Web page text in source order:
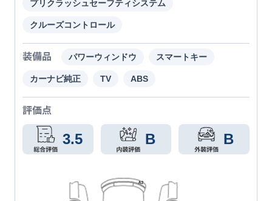
プリクラッシュセーフティシステム
クルーズコントロール
装備品 パワーウィンドウ スマートキー
カーナビ純正 TV ABS
評価点
3.5 B B